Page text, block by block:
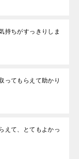
持ちがすっきりしま
ってもらえて助かり
えて、とてもよかっ